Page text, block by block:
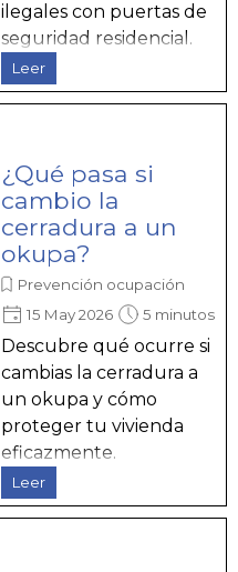
ilegales con puertas de
seguridad residencial.
Leer
¿Qué pasa si
cambio la
cerradura a un
okupa?
Prevención ocupación
15 May 2026
5 minutos
Descubre qué ocurre si
cambias la cerradura a
un okupa y cómo
proteger tu vivienda
eficazmente.
Leer